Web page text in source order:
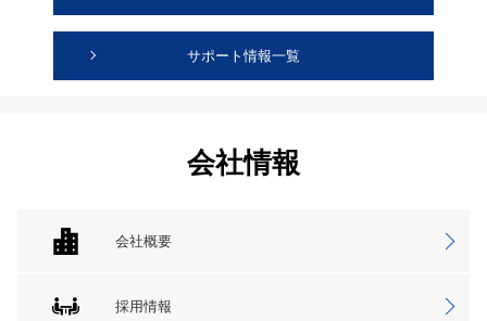
サポート情報一覧
会社情報
会社概要
採用情報